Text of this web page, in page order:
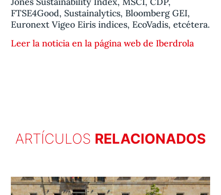
FTSE4Good, Sustainalytics, Bloomberg GEI,
Euronext Vigeo Eiris indices, EcoVadis, etcétera.
Leer la noticia en la página web de Iberdrola
ARTÍCULOS RELACIONADOS